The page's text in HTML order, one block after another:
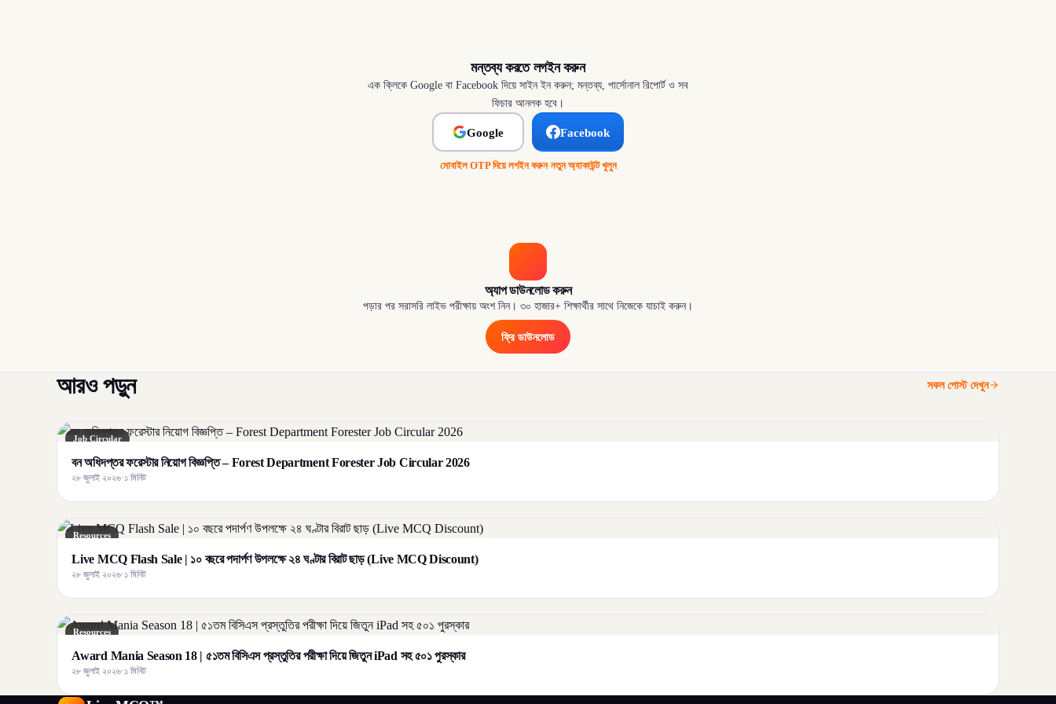
মন্তব্য করতে লগইন করুন
এক ক্লিকে Google বা Facebook দিয়ে সাইন ইন করুন; মন্তব্য, পার্সোনাল রিপোর্ট ও সব
ফিচার আনলক হবে।
Google Facebook
মোবাইল OTP দিয়ে লগইন করুন·নতুন অ্যাকাউন্ট খুলুন
অ্যাপ ডাউনলোড করুন
পড়ার পর সরাসরি লাইভ পরীক্ষায় অংশ নিন। ৩০ হাজার+ শিক্ষার্থীর সাথে নিজেকে যাচাই করুন।
ফ্রি ডাউনলোড
আরও পড়ুন সকল পোস্ট দেখুন
Job Circular
বন অধিদপ্তর ফরেস্টার নিয়োগ বিজ্ঞপ্তি – Forest Department Forester Job Circular 2026
২৮ জুলাই ২০২৬·১ মিনিট
Resources
Live MCQ Flash Sale | ১০ বছরে পদার্পণ উপলক্ষে ২৪ ঘণ্টার বিরাট ছাড় (Live MCQ Discount)
২৮ জুলাই ২০২৬·১ মিনিট
Resources
Award Mania Season 18 | ৫১তম বিসিএস প্রস্তুতির পরীক্ষা দিয়ে জিতুন iPad সহ ৫০১ পুরস্কার
২৮ জুলাই ২০২৬·১ মিনিট